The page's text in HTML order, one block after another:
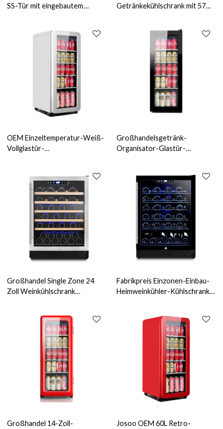
SS-Tür mit eingebautem
mit Getränke-Chromregal
Getränkekühlschrank mit 57
Getränkeaufbewahrung mit 5
Drahtregalen aus SS-Tür
OEM Einzeltemperatur-Weiß-
Vollglastür-
mit Riemenscheiben
Großhandelsgetränk-
Organisator-Glastür-
für alkoholfreies Getränk ZS-
Großhandel Single Zone 24
Zoll Weinkühlschrank
Buchenholzregal und SS-Tür
Fabrikpreis Einzonen-Einbau-
Heimweinkühler-Kühlschrank
Großhandel 14-Zoll- Josoo OEM 60L Retro-